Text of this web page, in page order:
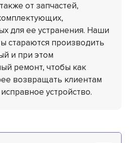
от запчастей,
для ее устранения. Наши
стараются производить
и при этом
ремонт, чтобы как
возвращать клиентам
устройство.